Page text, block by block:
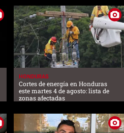
HONDURAS
Cortes de energía en Honduras
este martes 4 de agosto: lista de
zonas afectadas